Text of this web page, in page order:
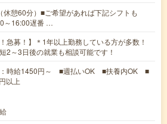
休憩60分）■ご希望があれば下記シフトも
～16:00遅番 …
急募！】＊1年以上勤務している方が多数！
2～3日後の就業も相談可能です！
：時給1450円～ ■週払いOK ■扶養内OK ■
以上